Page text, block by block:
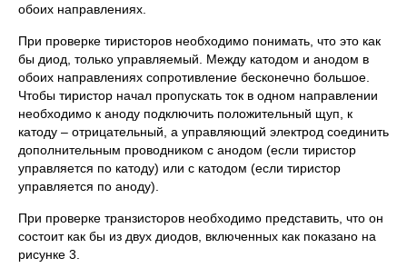
обоих направлениях.
При проверке тиристоров необходимо понимать, что это как
бы диод, только управляемый. Между катодом и анодом в
обоих направлениях сопротивление бесконечно большое.
Чтобы тиристор начал пропускать ток в одном направлении
необходимо к аноду подключить положительный щуп, к
катоду – отрицательный, а управляющий электрод соединить
дополнительным проводником с анодом (если тиристор
управляется по катоду) или с катодом (если тиристор
управляется по аноду).
При проверке транзисторов необходимо представить, что он
состоит как бы из двух диодов, включенных как показано на
рисунке 3.